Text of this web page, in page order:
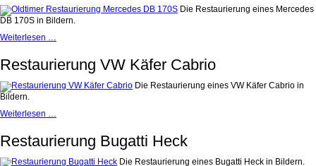
Die Restaurierung eines Mercedes
DB 170S in Bildern.
Weiterlesen …
170S
Restaurierung VW Käfer Cabrio
Die Restaurierung eines VW Käfer Cabrio in
Bildern.
Weiterlesen …
VW
Cabrio
Restaurierung Bugatti Heck
Die Restaurierung eines Bugatti Heck in Bildern.